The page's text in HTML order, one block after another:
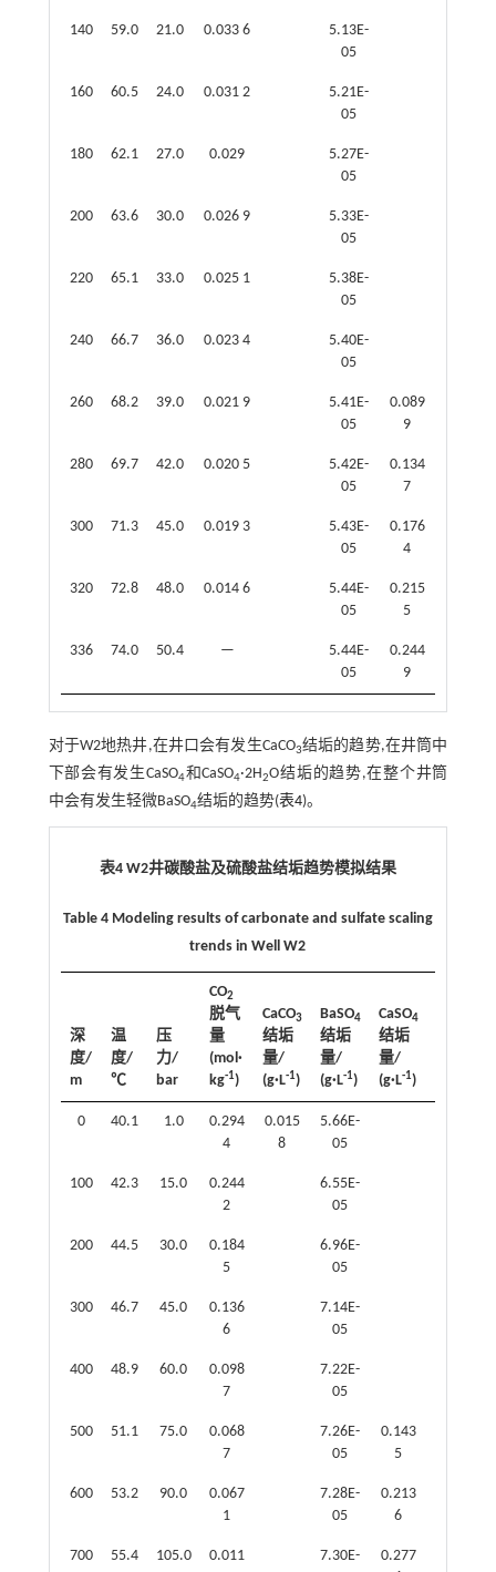
140 59.0 21.0 0.033 6
5.13E-
05
160 60.5 24.0 0.031 2
5.21E-
05
180 62.1 27.0 0.029
5.27E-
05
200 63.6 30.0 0.026 9
5.33E-
05
220 65.1 33.0 0.025 1
5.38E-
05
240 66.7 36.0 0.023 4
5.40E-
05
260 68.2 39.0 0.021 9
5.41E-
05
0.089
9
280 69.7 42.0 0.020 5
5.42E-
05
0.134
7
300 71.3 45.0 0.019 3
5.43E-
05
0.176
4
320 72.8 48.0 0.014 6
5.44E-
05
0.215
5
336 74.0 50.4 —
5.44E-
05
0.244
9
对于W2地热井,在井口会有发生CaCO3结垢的趋势,在井筒中
下部会有发生CaSO4和CaSO4·2H2O结垢的趋势,在整个井筒
中会有发生轻微BaSO4结垢的趋势(表4)。
表4 W2井碳酸盐及硫酸盐结垢趋势模拟结果
Table 4 Modeling results of carbonate and sulfate scaling
trends in Well W2
深
度/
m
温
度/
℃
压
力/
bar
CO2
脱气
量
(mol·
kg-1)
CaCO3
结垢
量/
(g·L-1)
BaSO4
结垢
量/
(g·L-1)
CaSO4
结垢
量/
(g·L-1)
0 40.1 1.0
0.294
4
0.015
8
5.66E-
05
100 42.3 15.0
0.244
2
6.55E-
05
200 44.5 30.0
0.184
5
6.96E-
05
300 46.7 45.0
0.136
6
7.14E-
05
400 48.9 60.0
0.098
7
7.22E-
05
500 51.1 75.0
0.068
7
7.26E-
05
0.143
5
600 53.2 90.0
0.067
1
7.28E-
05
0.213
6
700 55.4 105.0
0.011
7.30E-
0.277